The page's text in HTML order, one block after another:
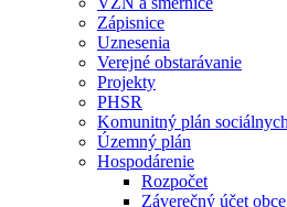
Zápisnice
Uznesenia
Verejné obstarávanie
Projekty
PHSR
Komunitný plán
Územný plán
Hospodárenie
Rozpočet
Záverečný účet obce